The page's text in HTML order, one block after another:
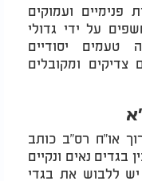
פנימיים ועמוקים
על ידי גדולי
טעמים יסודיים
צדיקים ומקובלים
או"ח רס"ב כותב
בגדים נאים ונקיים
ללבוש את בגדי